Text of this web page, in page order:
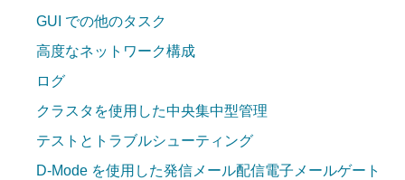
GUI での他のタスク
高度なネットワーク構成
ログ
クラスタを使用した中央集中型管理
テストとトラブルシューティング
D-Mode を使用した発信メール配信電子メールゲート